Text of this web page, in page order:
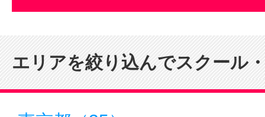
エリアを絞り込んでスクール